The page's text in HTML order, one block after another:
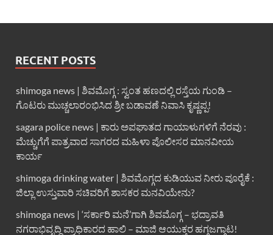
RECENT POSTS
shimoga news | ಶಿವಮೊಗ್ಗ : ಸ್ವಂತ ಹಣದಲ್ಲಿ ರಸ್ತೆಯ ಗುಂಡಿ –
ಗೊಟರು ಮುಚ್ಚಲಾರಂಭಿಸಿದ ಶ್ರೀ ಬಡಾವಣೆ ನಿವಾಸಿ ಕೃಷ್ಣಪ್ಪ!
sagara police news | ಕಾರು ಅಪಘಾತದ ಗಾಯಾಳುಗಳಿಗೆ ನೆರವು :
ಮೆಚ್ಚುಗೆಗೆ ಪಾತ್ರವಾದ ಸಾಗರದ ಮಹಿಳಾ ಪೊಲೀಸರ ಮಾನವೀಯ
ಕಾರ್ಯ
shimoga drinking water | ಶಿವಮೊಗ್ಗದ ಕುಡಿಯುವ ನೀರು ಪೂರೈಕೆ :
ಜಿಲ್ಲಾ ಉಸ್ತುವಾರಿ ಸಚಿವರಿಗೆ ಶಾಸಕರ ಮನವಿಯೇನು?
shimoga news | ‘ಸರ್ಕಾರಿ ಮನೆ’ಗಾಗಿ ಶಿವಮೊಗ್ಗ – ಭದ್ರಾವತಿ
ನಗರಾಭಿವೃದ್ದಿ ಪ್ರಾಧಿಕಾರದ ಹಾಲಿ – ಮಾಜಿ ಆಯುಕ್ತರ ಹಗ್ಗಜಗ್ಗಾಟ!